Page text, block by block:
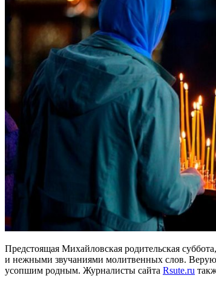
Предстоящая Михайловская родительская
и нежными звучаниями молитвенных слов.
усопшим родным. Журналисты сайта Rsute.ru